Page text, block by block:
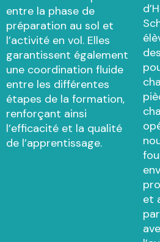
entre la phase de
préparation au sol et
l’activité en vol. Elles
garantissent également
une coordination fluide
entre les différentes
étapes de la formation,
renforçant ainsi
l’efficacité et la qualité
de l’apprentissage.
et